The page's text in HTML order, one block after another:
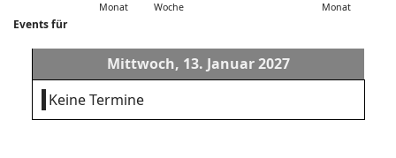
Monat
Woche
Monat
Events für
Mittwoch, 13. Januar 2027
Keine Termine